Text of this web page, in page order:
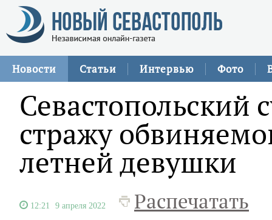
Новости Статьи Интервью Фото
Севастопольский
стражу
летней девушки
12:21 9 апреля 2022 Распечатать